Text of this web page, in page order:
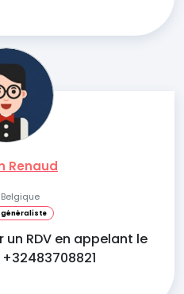
Renaud
généraliste
RDV en appelant le